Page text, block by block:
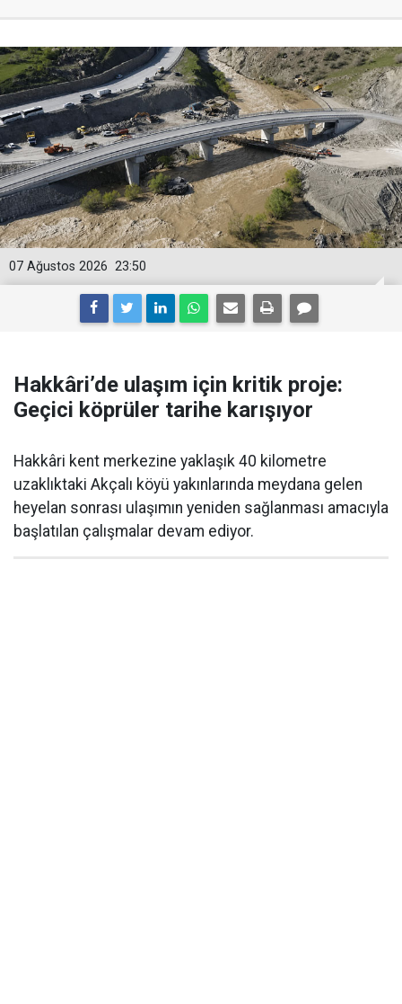
23:50
07 Ağustos 2026
Hakkâri’de ulaşım için kritik proje:
Geçici köprüler tarihe karışıyor
Hakkâri kent merkezine yaklaşık 40 kilometre
uzaklıktaki Akçalı köyü yakınlarında meydana gelen
heyelan sonrası ulaşımın yeniden sağlanması amacıyla
başlatılan çalışmalar devam ediyor.